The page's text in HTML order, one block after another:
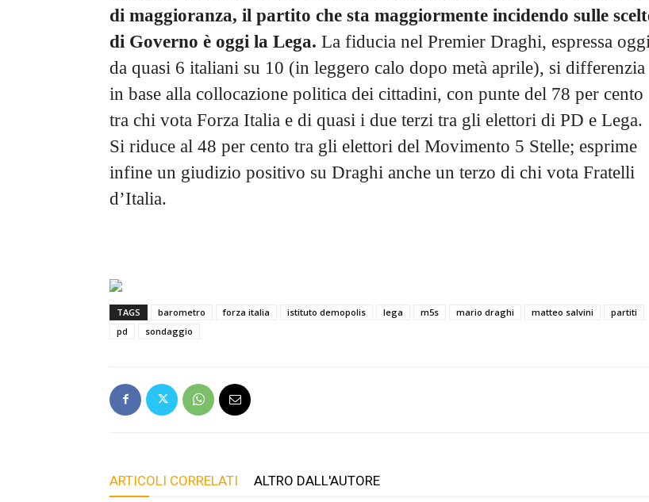
di maggioranza, il partito che sta maggiormente incidendo sulle
di Governo è oggi la Lega. La fiducia nel Premier Draghi, espressa oggi
da quasi 6 italiani su 10 (in leggero calo dopo metà aprile), si differenzia
in base alla collocazione politica dei cittadini, con punte del 78 per cento
tra chi vota Forza Italia e di quasi i due terzi tra gli elettori di PD e Lega.
Si riduce al 48 per cento tra gli elettori del Movimento 5 Stelle; esprime
infine un giudizio positivo su Draghi anche un terzo di chi vota Fratelli
d’Italia.
TAGS barometro forza italia istituto demopolis lega m5s mario draghi matteo salvini
partiti
pd
sondaggio
ARTICOLI CORRELATI ALTRO DALL'AUTORE